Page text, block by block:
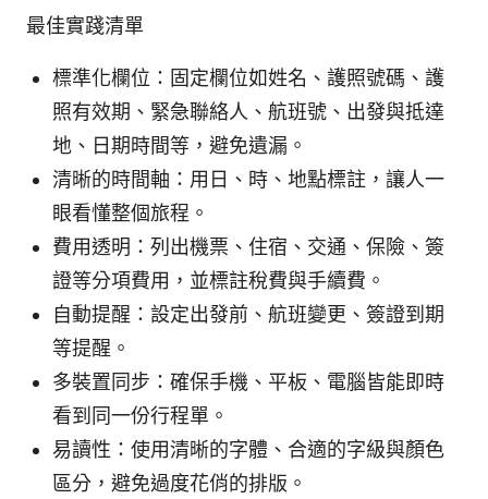
最佳實踐清單
標準化欄位：固定欄位如姓名、護照號碼、護
照有效期、緊急聯絡人、航班號、出發與抵達
地、日期時間等，避免遺漏。
清晰的時間軸：用日、時、地點標註，讓人一
眼看懂整個旅程。
費用透明：列出機票、住宿、交通、保險、簽
證等分項費用，並標註稅費與手續費。
自動提醒：設定出發前、航班變更、簽證到期
等提醒。
多裝置同步：確保手機、平板、電腦皆能即時
看到同一份行程單。
易讀性：使用清晰的字體、合適的字級與顏色
區分，避免過度花俏的排版。